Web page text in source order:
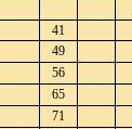
41
49
56
65
71